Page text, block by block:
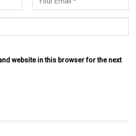
website in this browser for the next